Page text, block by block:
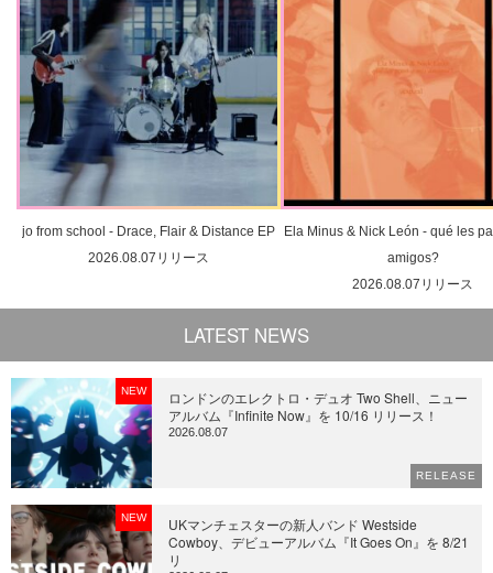
jo from school - Drace, Flair & Distance EP
2026.08.07リリース
Ela Minus & Nick León - qué les
amigos?
2026.08.07リリース
LATEST NEWS
NEW
ロンドンのエレクトロ・デュオ Two Shell、ニュー
アルバム『Infinite Now』を 10/16 リリース！
2026.08.07
RELEASE
NEW
UKマンチェスターの新人バンド Westside
Cowboy、デビューアルバム『It Goes On』を 8/21
リ